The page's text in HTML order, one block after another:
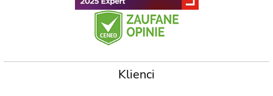
Klienci